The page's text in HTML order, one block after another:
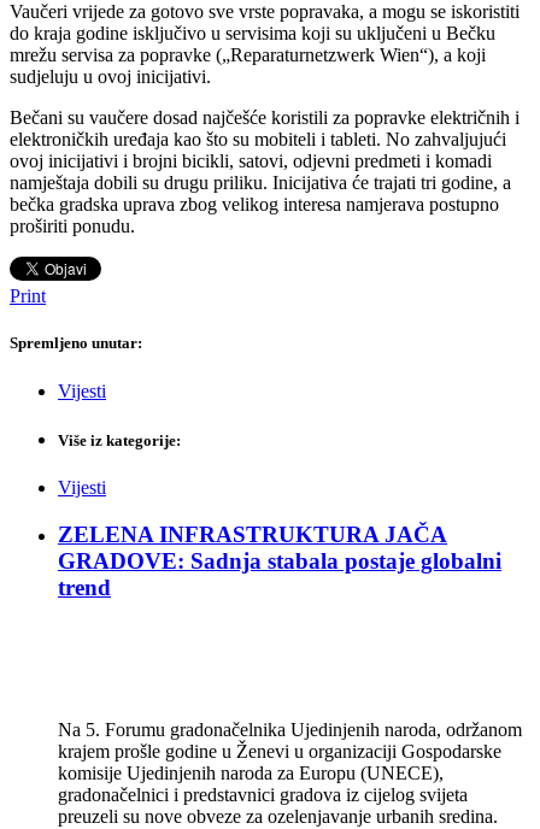
Vaučeri vrijede za gotovo sve vrste popravaka, a mogu se iskoristiti
do kraja godine isključivo u servisima koji su uključeni u Bečku
mrežu servisa za popravke („Reparaturnetzwerk Wien“), a koji
sudjeluju u ovoj inicijativi.
Bečani su vaučere dosad najčešće koristili za popravke električnih i
elektroničkih uređaja kao što su mobiteli i tableti. No zahvaljujući
ovoj inicijativi i brojni bicikli, satovi, odjevni predmeti i komadi
namještaja dobili su drugu priliku. Inicijativa će trajati tri godine, a
bečka gradska uprava zbog velikog interesa namjerava postupno
proširiti ponudu.
Print
Spremljeno unutar:
Vijesti
Više iz kategorije:
Vijesti
ZELENA INFRASTRUKTURA JAČA
GRADOVE: Sadnja stabala postaje globalni
trend
Na 5. Forumu gradonačelnika Ujedinjenih naroda, održanom
krajem prošle godine u Ženevi u organizaciji Gospodarske
komisije Ujedinjenih naroda za Europu (UNECE),
gradonačelnici i predstavnici gradova iz cijelog svijeta
preuzeli su nove obveze za ozelenjavanje urbanih sredina.